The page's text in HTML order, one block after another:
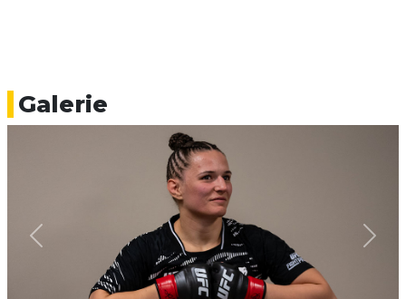
Galerie
Previous Next